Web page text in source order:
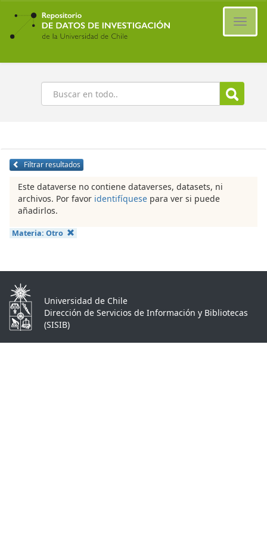
Ir
contenido
principal
Buscar
Filtrar resultados
Este dataverse no contiene dataverses, datasets, ni
archivos. Por favor identifíquese para ver si puede
añadirlos.
Materia: Otro
Universidad de Chile
Dirección de Servicios de Información y Bibliotecas
(SISIB)